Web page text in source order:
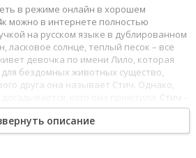
в режиме онлайн в хорошем
можно в интернете полностью
на русском языке в дублированном
ласковое солнце, теплый песок – все
девочка по имени Лило, которая
бездомных животных существо,
друга она называет Стич. Однако,
Стич
в ходе нелегальных космических
монстр, единственным
желание разрушать. Ему удается
на Землю. Дом
описание